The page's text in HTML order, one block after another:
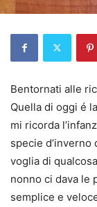
Bentornati alle
Quella di oggi é
mi ricorda
specie d’inverno
voglia di
nonno ci dava le
semplice e